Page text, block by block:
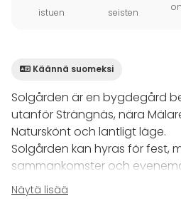
istuen seisten
Käännä suomeksi
Solgården är en bygdegård
utanför Strängnäs, nära
Naturskönt och lantligt läge.
Solgården kan hyras för fest,
sammankomster och
Plats för max 110 personer och
dukningsmöjligheter för ca 80
Näytä lisää